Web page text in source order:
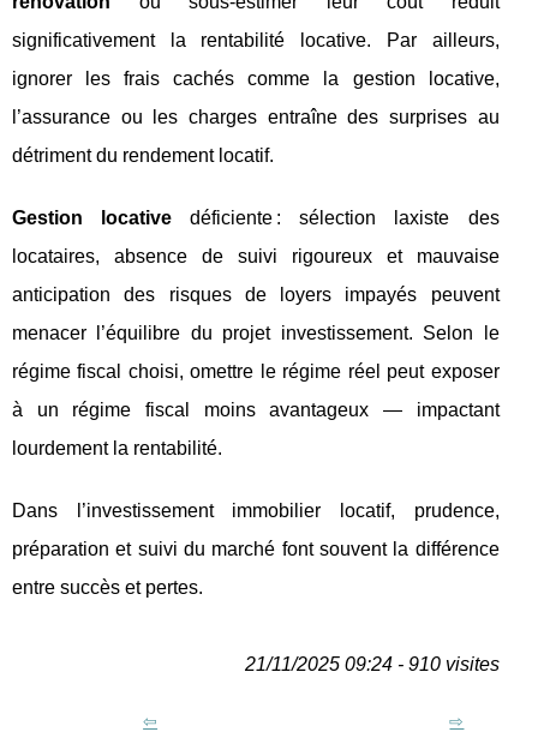
significativement la rentabilité locative. Par ailleurs,
ignorer les frais cachés comme la gestion locative,
l’assurance ou les charges entraîne des surprises au
détriment du rendement locatif.
Gestion locative déficiente : sélection laxiste des
locataires, absence de suivi rigoureux et mauvaise
anticipation des risques de loyers impayés peuvent
menacer l’équilibre du projet investissement. Selon le
régime fiscal choisi, omettre le régime réel peut exposer
à un régime fiscal moins avantageux — impactant
lourdement la rentabilité.
Dans l’investissement immobilier locatif, prudence,
préparation et suivi du marché font souvent la différence
entre succès et pertes.
21/11/2025 09:24 - 910 visites